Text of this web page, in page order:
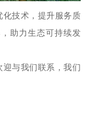
化技术，提升服务质
助力生态可持续发
与我们联系，我们